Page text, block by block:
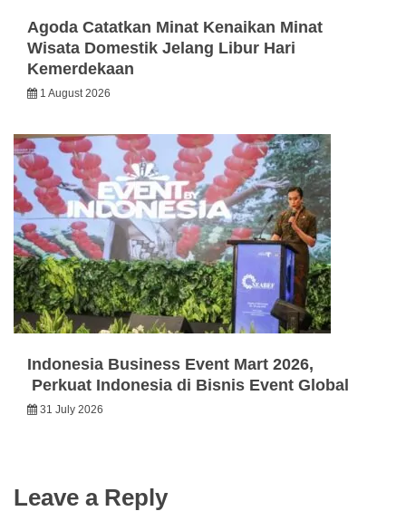
Agoda Catatkan Minat Kenaikan Minat
Wisata Domestik Jelang Libur Hari
Kemerdekaan
1 August 2026
Indonesia Business Event Mart 2026,
Perkuat Indonesia di Bisnis Event Global
31 July 2026
Leave a Reply